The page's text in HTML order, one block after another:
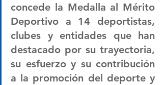
concede la Medalla al Mérito
Deportivo a 14 deportistas,
clubes y entidades que han
destacado por su trayectoria,
su esfuerzo y su contribución
a la promoción del deporte y